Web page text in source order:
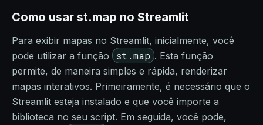
Como usar st.map no Streamlit
Para exibir mapas no Streamlit, inicialmente, você
pode utilizar a função
st.map . Esta função
permite, de maneira simples e rápida, renderizar
mapas interativos. Primeiramente, é necessário que o
Streamlit esteja instalado e que você importe a
biblioteca no seu script. Em seguida, você pode,